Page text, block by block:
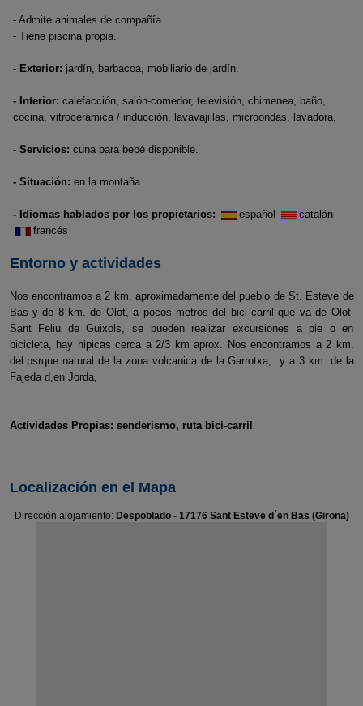
- Admite animales de compañía.
- Tiene piscina propia.
- Exterior: jardín, barbacoa, mobiliario de jardín.
- Interior: calefacción, salón-comedor, televisión, chimenea, baño,
cocina, vitrocerámica / inducción, lavavajillas, microondas, lavadora.
- Servicios: cuna para bebé disponible.
- Situación: en la montaña.
- Idiomas hablados por los propietarios: español
catalán
francés
Entorno y actividades
Nos encontramos a 2 km. aproximadamente del pueblo de St. Esteve de
Bas y de 8 km. de Olot, a pocos metros del bici carril que va de Olot-
Sant Feliu de Guixols, se pueden realizar excursiones a pie o en
bicicleta, hay hipicas cerca a 2/3 km aprox. Nos encontramos a 2 km.
del psrque natural de la zona volcanica de la Garrotxa, y a 3 km. de la
Fajeda d,en Jorda,
Actividades Propias: senderismo, ruta bici-carril
Localización en el Mapa
Dirección alojamiento: Despoblado - 17176 Sant Esteve d´en Bas (Girona)